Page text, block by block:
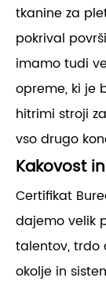
tkanine za
pokrival
imamo tudi
opreme, ki je
hitrimi stroji
vso drugo
Kakovost
Certifikat
dajemo velik
talentov, trdo
okolje in